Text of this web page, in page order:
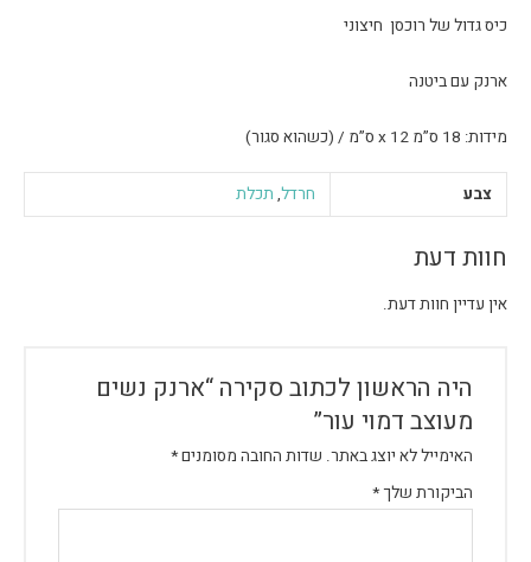
כיס גדול של רוכסן חיצוני
ארנק עם ביטנה
מידות: 18 ס”מ x 12 ס”מ / (כשהוא סגור)
צבע חרדל, תכלת
חוות דעת
אין עדיין חוות דעת.
היה הראשון לכתוב סקירה “ארנק נשים
מעוצב דמוי עור”
האימייל לא יוצג באתר. שדות החובה מסומנים*
הביקורת שלך*